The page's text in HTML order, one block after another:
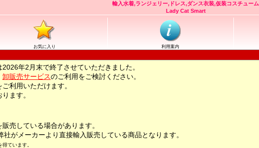
輸入水着,ランジェリー,ドレス,ダンス衣装,仮装コスチューム
Lady Cat Smart
お気に入り 利用案内
年2月末で終了させていただきました。
卸販売サービスのご利用をご検討ください。
ご利用いただけます。
ます。
売している場合があります。
社がメーカーより直接輸入販売している商品となります。
ています。